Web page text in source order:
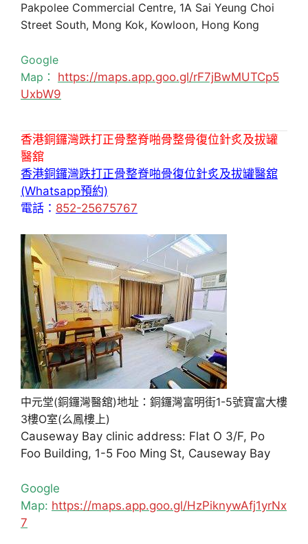
Pakpolee Commercial Centre, 1A Sai Yeung Choi
Street South, Mong Kok, Kowloon, Hong Kong
Google
Map： https://maps.app.goo.gl/rF7jBwMUTCp5
UxbW9
香港銅鑼灣跌打正骨整脊啪骨整骨復位針炙及拔罐
醫舘
香港銅鑼灣跌打正骨整脊啪骨復位針炙及拔罐醫舘
(Whatsapp預約)
電話： 852-25675767
中元堂(銅鑼灣醫舘)地址：銅鑼灣富明街1-5號寶富大樓
3樓O室(么鳳樓上)
Causeway Bay clinic address: Flat O 3/F, Po
Foo Building, 1-5 Foo Ming St, Causeway Bay
Google
Map: https://maps.app.goo.gl/HzPiknywAfj1yrNx
7